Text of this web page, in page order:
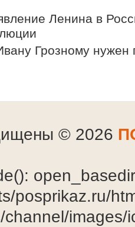
Ленина в
Грозному нужен
© 2026
posprikaz.ru/